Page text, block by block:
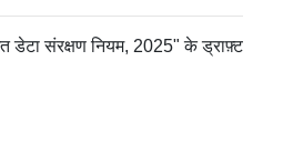
डेटा संरक्षण नियम, 2025" के ड्राफ़्ट